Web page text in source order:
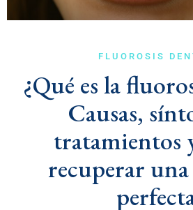
FLUOROSIS
¿Qué es la
Causas,
tratamientos
recuperar